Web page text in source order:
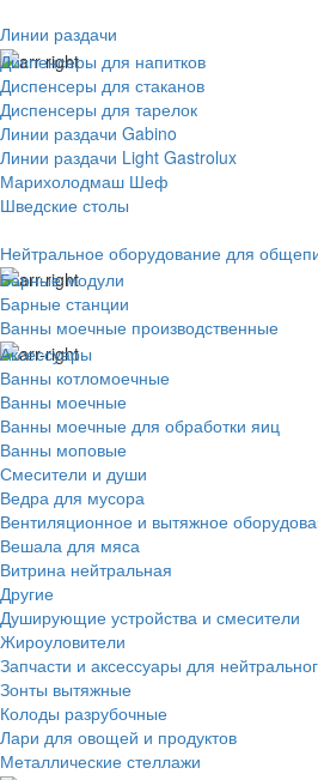
Линии раздачи
Диспенсеры для напитков
Диспенсеры для стаканов
Диспенсеры для тарелок
Линии раздачи Gabino
Линии раздачи Light Gastrolux
Марихолодмаш Шеф
Шведские столы
Нейтральное оборудование для
Барные модули
Барные станции
Ванны моечные производственные
Аксессуары
Ванны котломоечные
Ванны моечные
Ванны моечные для обработки яиц
Ванны моповые
Смесители и души
Ведра для мусора
Вентиляционное и вытяжное
Вешала для мяса
Витрина нейтральная
Другие
Душирующие устройства и смесители
Жироуловители
Запчасти и аксессуары для
Зонты вытяжные
Колоды разрубочные
Лари для овощей и продуктов
Металлические стеллажи